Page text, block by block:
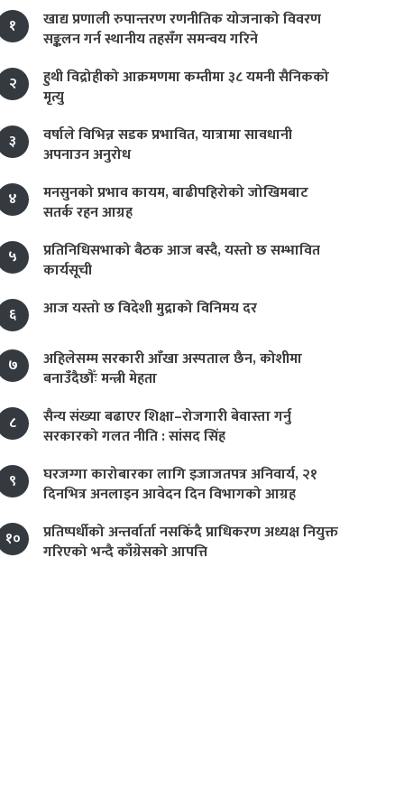
१
खाद्य प्रणाली रुपान्तरण रणनीतिक योजनाको विवरण
सङ्कलन गर्न स्थानीय तहसँग समन्वय गरिने
२
हुथी विद्रोहीको आक्रमणमा कम्तीमा ३८ यमनी सैनिकको
मृत्यु
३
वर्षाले विभिन्न सडक प्रभावित, यात्रामा सावधानी
अपनाउन अनुरोध
४
मनसुनको प्रभाव कायम, बाढीपहिरोको जोखिमबाट
सतर्क रहन आग्रह
५
प्रतिनिधिसभाको बैठक आज बस्दै, यस्तो छ सम्भावित
कार्यसूची
६
आज यस्तो छ विदेशी मुद्राको विनिमय दर
७
अहिलेसम्म सरकारी आँखा अस्पताल छैन, कोशीमा
बनाउँदैछौँः मन्त्री मेहता
८
सैन्य संख्या बढाएर शिक्षा–रोजगारी बेवास्ता गर्नु
सरकारको गलत नीति : सांसद सिंह
९
घरजग्गा कारोबारका लागि इजाजतपत्र अनिवार्य, २१
दिनभित्र अनलाइन आवेदन दिन विभागको आग्रह
१०
प्रतिष्पर्धीको अन्तर्वार्ता नसकिँदै प्राधिकरण अध्यक्ष नियुक्त
गरिएको भन्दै काँग्रेसको आपत्ति